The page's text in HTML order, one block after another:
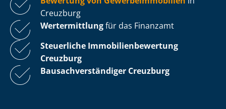
Creuzburg
Wertermittlungfür das Finanzamt
Steuerliche Im­mo­bi­li­en­be­wer­tung
Creuzburg
Bau­sach­ver­stän­di­ger Creuzburg